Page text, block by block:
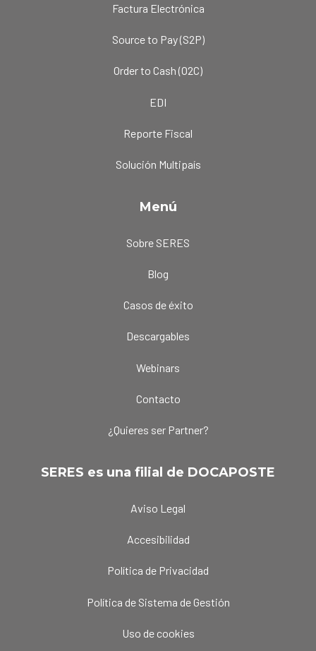
Factura Electrónica
Source to Pay (S2P)
Order to Cash (O2C)
EDI
Reporte Fiscal
Solución Multipaís
Menú
Sobre SERES
Blog
Casos de éxito
Descargables
Webinars
Contacto
¿Quieres ser Partner?
SERES es una filial de DOCAPOSTE
Aviso Legal
Accesibilidad
Política de Privacidad
Política de Sistema de Gestión
Uso de cookies